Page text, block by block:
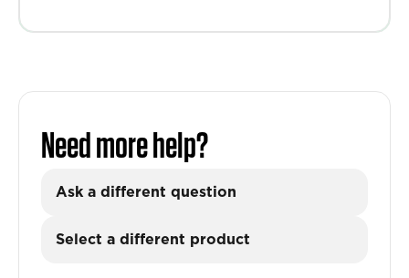
Need more help?
Ask a different question
Select a different product